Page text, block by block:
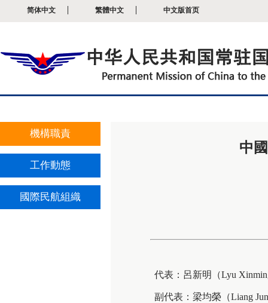
简体中文 繁體中文 中文版首页
機構職責
工作動態
國際民航組織
中
代表：呂新明（Lyu
副代表：梁均榮（Liang